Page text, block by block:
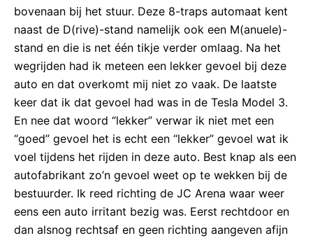
bovenaan bij het stuur. Deze 8-traps automaat kent
naast de D(rive)-stand namelijk ook een M(anuele)-
stand en die is net één tikje verder omlaag. Na het
wegrijden had ik meteen een lekker gevoel bij deze
auto en dat overkomt mij niet zo vaak. De laatste
keer dat ik dat gevoel had was in de Tesla Model 3.
En nee dat woord “lekker” verwar ik niet met een
“goed” gevoel het is echt een “lekker” gevoel wat ik
voel tijdens het rijden in deze auto. Best knap als een
autofabrikant zo’n gevoel weet op te wekken bij de
bestuurder. Ik reed richting de JC Arena waar weer
eens een auto irritant bezig was. Eerst rechtdoor en
dan alsnog rechtsaf en geen richting aangeven afijn